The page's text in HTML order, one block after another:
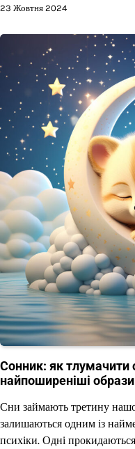
23 Жовтня 2024
Сонник: як тлумачити
найпоширеніші образи
Сни займають третину
залишаються одним із
психіки. Одні